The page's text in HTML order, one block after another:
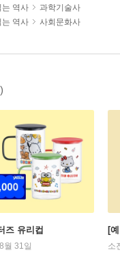
는 역사
과학기술사
는 역사 사회문화사
즈 유리컵
월 31일
[
소